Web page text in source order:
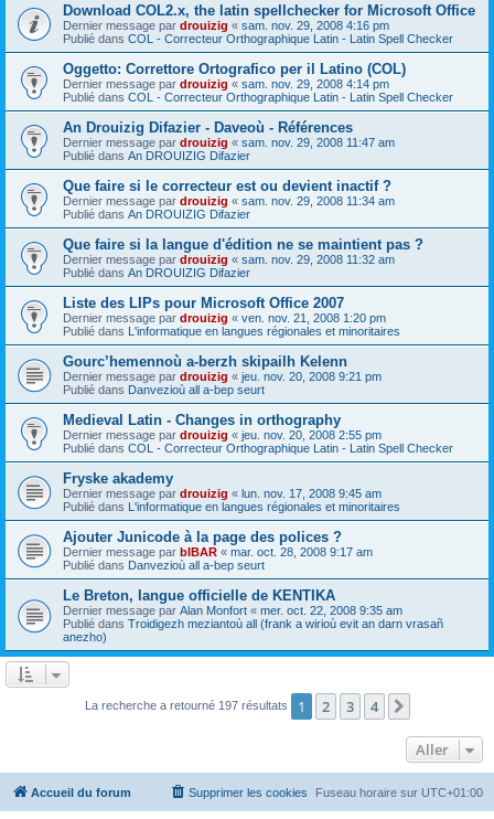
Download COL2.x, the latin spellchecker for Microsoft Office
Dernier message par drouizig « sam. nov. 29, 2008 4:16 pm
Publié dans COL - Correcteur Orthographique Latin - Latin Spell Checker
Oggetto: Correttore Ortografico per il Latino (COL)
Dernier message par drouizig « sam. nov. 29, 2008 4:14 pm
Publié dans COL - Correcteur Orthographique Latin - Latin Spell Checker
An Drouizig Difazier - Daveoù - Références
Dernier message par drouizig « sam. nov. 29, 2008 11:47 am
Publié dans An DROUIZIG Difazier
Que faire si le correcteur est ou devient inactif ?
Dernier message par drouizig « sam. nov. 29, 2008 11:34 am
Publié dans An DROUIZIG Difazier
Que faire si la langue d'édition ne se maintient pas ?
Dernier message par drouizig « sam. nov. 29, 2008 11:32 am
Publié dans An DROUIZIG Difazier
Liste des LIPs pour Microsoft Office 2007
Dernier message par drouizig « ven. nov. 21, 2008 1:20 pm
Publié dans L'informatique en langues régionales et minoritaires
Gourc’hemennoù a-berzh skipailh Kelenn
Dernier message par drouizig « jeu. nov. 20, 2008 9:21 pm
Publié dans Danvezioù all a-bep seurt
Medieval Latin - Changes in orthography
Dernier message par drouizig « jeu. nov. 20, 2008 2:55 pm
Publié dans COL - Correcteur Orthographique Latin - Latin Spell Checker
Fryske akademy
Dernier message par drouizig « lun. nov. 17, 2008 9:45 am
Publié dans L'informatique en langues régionales et minoritaires
Ajouter Junicode à la page des polices ?
Dernier message par bIBAR « mar. oct. 28, 2008 9:17 am
Publié dans Danvezioù all a-bep seurt
Le Breton, langue officielle de KENTIKA
Dernier message par Alan Monfort « mer. oct. 22, 2008 9:35 am
Publié dans Troidigezh meziantoù all (frank a wirioù evit an darn vrasañ
anezho)
La recherche a retourné 197 résultats 1 2 3 4
Aller
Accueil du forum Fuseau horaire sur UTC+01:00
Supprimer les cookies